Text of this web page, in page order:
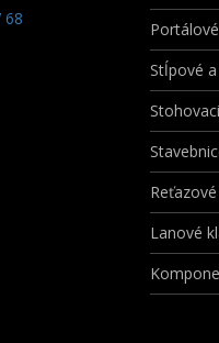
68
Stĺpové
Lanové